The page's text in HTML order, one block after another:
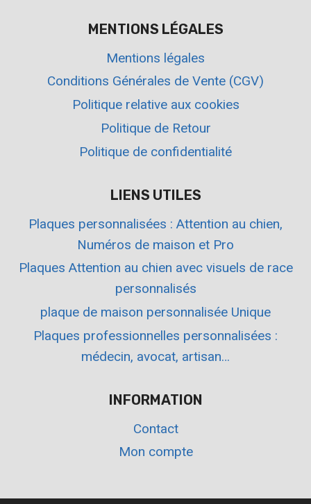
MENTIONS LÉGALES
Mentions légales
Conditions Générales de Vente (CGV)
Politique relative aux cookies
Politique de Retour
Politique de confidentialité
LIENS UTILES
Plaques personnalisées : Attention au chien,
Numéros de maison et Pro
Plaques Attention au chien avec visuels de race
personnalisés
plaque de maison personnalisée Unique
Plaques professionnelles personnalisées :
médecin, avocat, artisan…
INFORMATION
Contact
Mon compte